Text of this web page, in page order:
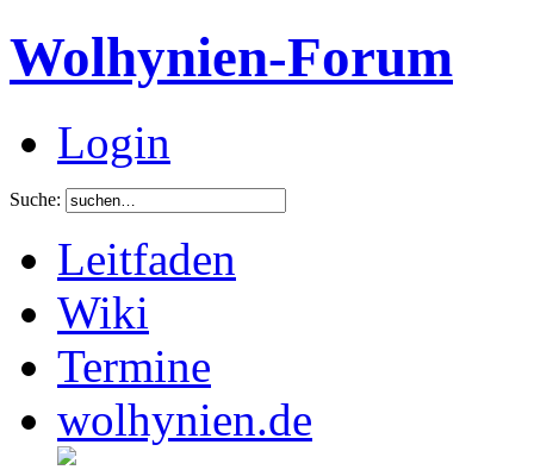
Wolhynien-Forum
Login
Suche:
Leitfaden
Wiki
Termine
wolhynien.de